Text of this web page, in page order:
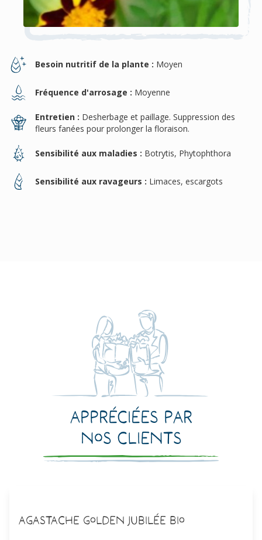
Besoin nutritif de la plante : Moyen
Fréquence d'arrosage : Moyenne
Entretien : Desherbage et paillage. Suppression des
fleurs fanées pour prolonger la floraison.
Sensibilité aux maladies : Botrytis, Phytophthora
Sensibilité aux ravageurs : Limaces, escargots
Appréciées par
nos clients
Agastache Golden Jubilée Bio